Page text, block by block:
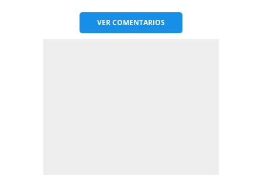
VERCOMENTARIOS